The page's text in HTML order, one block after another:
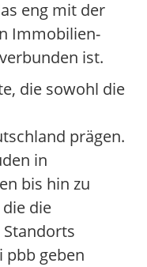
eng mit der
Immobilien-
ist.
die sowohl die
prägen.
in
bis hin zu
die
pbb geben